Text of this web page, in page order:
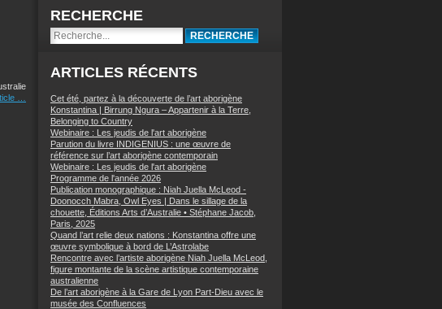
RECHERCHE
ARTICLES RÉCENTS
Cet été, partez à la découverte de l’art aborigène
Konstantina | Birrung Ngura – Appartenir à la Terre,
Belonging to Country
Webinaire : Les jeudis de l'art aborigène
Parution du livre INDIGENIUS : une œuvre de
référence sur l’art aborigène contemporain
Webinaire : Les jeudis de l'art aborigène
Programme de l'année 2026
Publication monographique : Niah Juella McLeod -
Doonocch Mabra, Owl Eyes | Dans le sillage de la
chouette, Éditions Arts d’Australie • Stéphane Jacob,
Paris, 2025
Quand l’art relie deux nations : Konstantina offre une
œuvre symbolique à bord de L’Astrolabe
Rencontre avec l’artiste aborigène Niah Juella McLeod,
figure montante de la scène artistique contemporaine
australienne
De l’art aborigène à la Gare de Lyon Part-Dieu avec le
musée des Confluences